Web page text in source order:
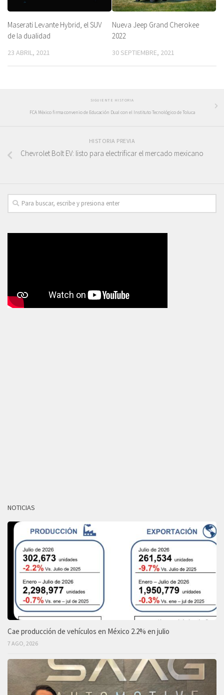
Maserati Levante Hybrid, el SUV
de la dualidad
23 ABRIL, 2021
Nueva Jeep Grand Cherokee
2022
30 SEPTIEMBRE, 2021
SIGUIENTE HISTORIA
FCA México firma convenio de Educación Dual con el Instituto Tecnológico de Toluca
HISTORIA PREVIA
Chevrolet Bolt EV: listo para electrificar el mercado mexicano
NOTICIAS
Cae producción de vehículos en México 2.2% en julio
7 AGO, 2026